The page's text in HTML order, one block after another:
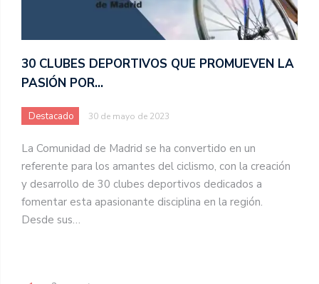
30 CLUBES DEPORTIVOS QUE PROMUEVEN LA
PASIÓN POR…
Destacado 30 de mayo de 2023
La Comunidad de Madrid se ha convertido en un
referente para los amantes del ciclismo, con la creación
y desarrollo de 30 clubes deportivos dedicados a
fomentar esta apasionante disciplina en la región.
Desde sus…